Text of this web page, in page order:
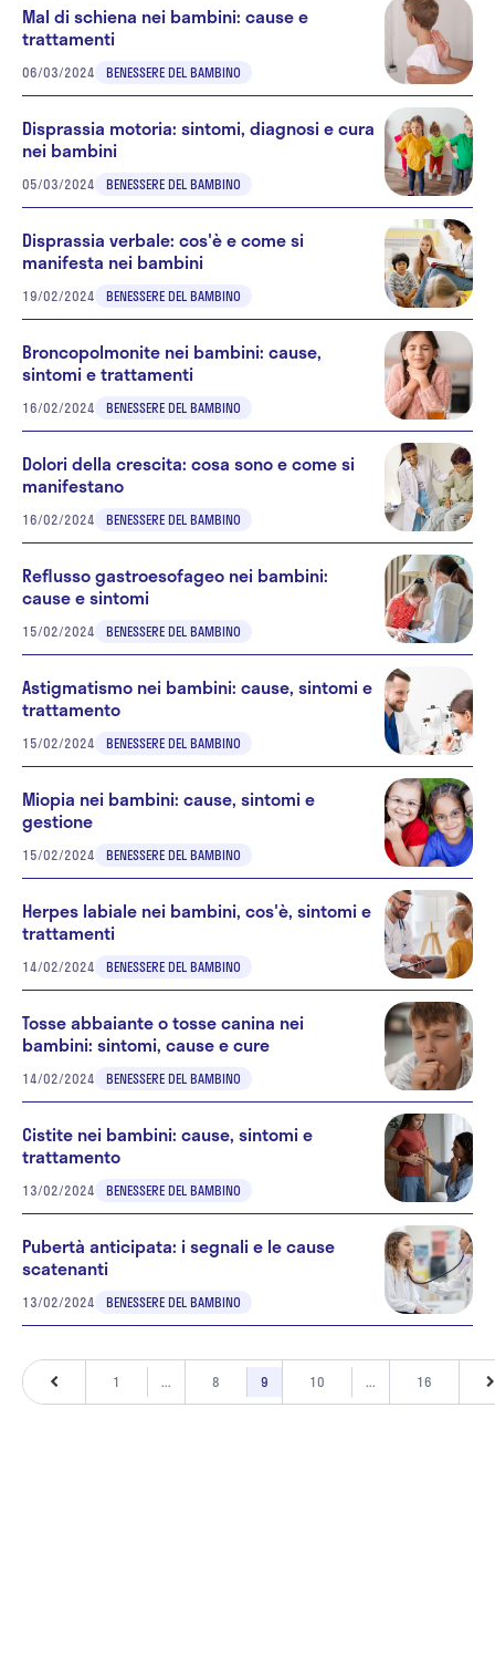
Mal di schiena nei bambini: cause e
trattamenti
06/03/2024 BENESSERE DEL BAMBINO
Disprassia motoria: sintomi, diagnosi e cura
nei bambini
05/03/2024 BENESSERE DEL BAMBINO
Disprassia verbale: cos'è e come si
manifesta nei bambini
19/02/2024 BENESSERE DEL BAMBINO
Broncopolmonite nei bambini: cause,
sintomi e trattamenti
16/02/2024 BENESSERE DEL BAMBINO
Dolori della crescita: cosa sono e come si
manifestano
16/02/2024 BENESSERE DEL BAMBINO
Reflusso gastroesofageo nei bambini:
cause e sintomi
15/02/2024 BENESSERE DEL BAMBINO
Astigmatismo nei bambini: cause, sintomi e
trattamento
15/02/2024 BENESSERE DEL BAMBINO
Miopia nei bambini: cause, sintomi e
gestione
15/02/2024 BENESSERE DEL BAMBINO
Herpes labiale nei bambini, cos'è, sintomi e
trattamenti
14/02/2024 BENESSERE DEL BAMBINO
Tosse abbaiante o tosse canina nei
bambini: sintomi, cause e cure
14/02/2024 BENESSERE DEL BAMBINO
Cistite nei bambini: cause, sintomi e
trattamento
13/02/2024 BENESSERE DEL BAMBINO
Pubertà anticipata: i segnali e le cause
scatenanti
13/02/2024 BENESSERE DEL BAMBINO
1 ... 8 9 10 ... 16